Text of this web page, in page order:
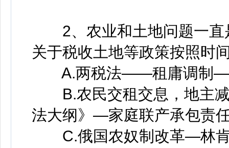
2、农业和土地问题一直
关于税收土地等政策按照时
A.两税法——租庸调制
B.农民交租交息，地主
法大纲》—家庭联产承包责
C.俄国农奴制改革—林肯